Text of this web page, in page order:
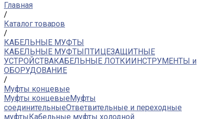
Главная
/
Каталог товаров
/
КАБЕЛЬНЫЕ МУФТЫ
КАБЕЛЬНЫЕ МУФТЫПТИЦЕЗАЩИТНЫЕ
УСТРОЙСТВАКАБЕЛЬНЫЕ ЛОТКИИНСТРУМЕНТЫ и
ОБОРУДОВАНИЕ
/
Муфты концевые
Муфты концевыеМуфты
соединительныеОтветвительные и переходные
муфтыКабельные муфты холодной